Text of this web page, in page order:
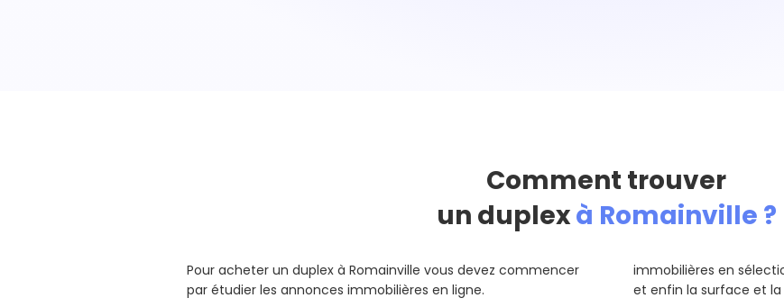
Comment trouver
un duplexà Romainville ?
Pour acheter un duplex à Romainville vous devez commencer
par étudier les annonces immobilières en ligne.
immobilières en
et enfin la surface et